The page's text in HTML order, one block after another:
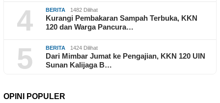
4 BERITA 1482 Dilihat
Kurangi Pembakaran Sampah Terbuka, KKN
120 dan Warga Pancura…
5 BERITA 1424 Dilihat
Dari Mimbar Jumat ke Pengajian, KKN 120 UIN
Sunan Kalijaga B…
OPINI POPULER